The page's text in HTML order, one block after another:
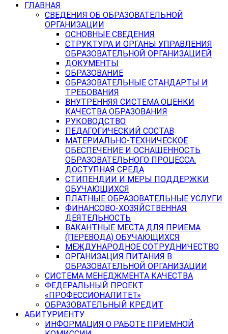
ГЛАВНАЯ
СВЕДЕНИЯ ОБ ОБРАЗОВАТЕЛЬНОЙ
ОРГАНИЗАЦИИ
ОСНОВНЫЕ СВЕДЕНИЯ
СТРУКТУРА И ОРГАНЫ УПРАВЛЕНИЯ
ОБРАЗОВАТЕЛЬНОЙ ОРГАНИЗАЦИЕЙ
ДОКУМЕНТЫ
ОБРАЗОВАНИЕ
ОБРАЗОВАТЕЛЬНЫЕ СТАНДАРТЫ И
ТРЕБОВАНИЯ
ВНУТРЕННЯЯ СИСТЕМА ОЦЕНКИ
КАЧЕСТВА ОБРАЗОВАНИЯ
РУКОВОДСТВО
ПЕДАГОГИЧЕСКИЙ СОСТАВ
МАТЕРИАЛЬНО-ТЕХНИЧЕСКОЕ
ОБЕСПЕЧЕНИЕ И ОСНАЩЕННОСТЬ
ОБРАЗОВАТЕЛЬНОГО ПРОЦЕССА.
ДОСТУПНАЯ СРЕДА
СТИПЕНДИИ И МЕРЫ ПОДДЕРЖКИ
ОБУЧАЮЩИХСЯ
ПЛАТНЫЕ ОБРАЗОВАТЕЛЬНЫЕ УСЛУГИ
ФИНАНСОВО-ХОЗЯЙСТВЕННАЯ
ДЕЯТЕЛЬНОСТЬ
ВАКАНТНЫЕ МЕСТА ДЛЯ ПРИЕМА
(ПЕРЕВОДА) ОБУЧАЮЩИХСЯ
МЕЖДУНАРОДНОЕ СОТРУДНИЧЕСТВО
ОРГАНИЗАЦИЯ ПИТАНИЯ В
ОБРАЗОВАТЕЛЬНОЙ ОРГАНИЗАЦИИ
СИСТЕМА МЕНЕДЖМЕНТА КАЧЕСТВА
ФЕДЕРАЛЬНЫЙ ПРОЕКТ
«ПРОФЕССИОНАЛИТЕТ»
ОБРАЗОВАТЕЛЬНЫЙ КРЕДИТ
АБИТУРИЕНТУ
ИНФОРМАЦИЯ О РАБОТЕ ПРИЕМНОЙ